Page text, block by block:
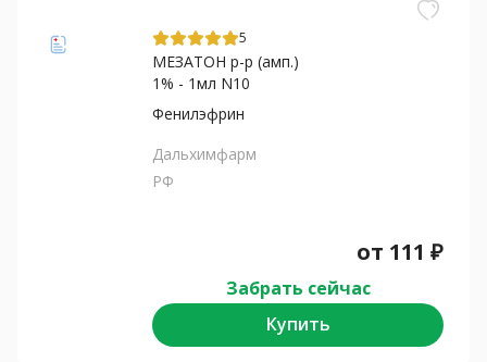
5
МЕЗАТОН р-р (амп.)
1% - 1мл N10
Фенилэфрин
Дальхимфарм
РФ
от 111 ₽
Забрать сейчас
Купить